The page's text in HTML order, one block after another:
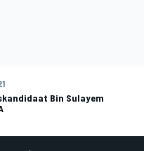
Bin Sulayem